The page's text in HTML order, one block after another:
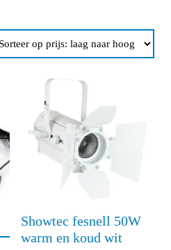
Showtec fesnell 50W
warm en koud wit